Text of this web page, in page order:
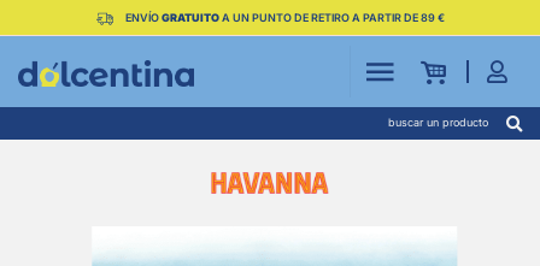
ENVÍOGRATUITOA UN PUNTO DE RETIRO A PARTIR DE 89 €
buscar un producto